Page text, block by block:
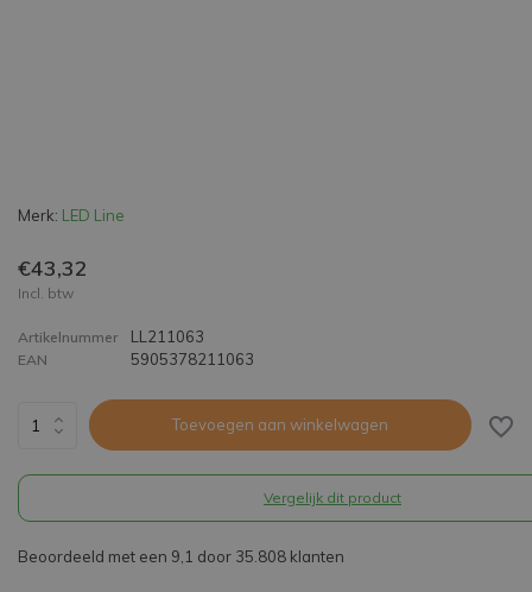
Merk: LED Line
€43,32
Incl. btw
Artikelnummer LL211063
EAN 5905378211063
Toevoegen aan winkelwagen
Vergelijk dit product
Beoordeeld met een 9,1 door 35.808 klanten